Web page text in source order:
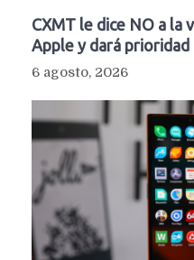
CXMT le dice NO a la
Apple y dará prioridad
6 agosto, 2026